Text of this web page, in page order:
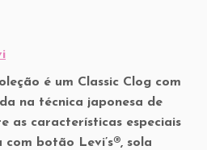
é um Classic Clog com
na técnica japonesa de
as características especiais
botão Levi’s®, sola